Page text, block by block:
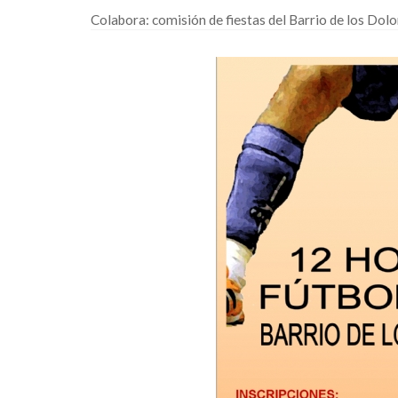
Colabora: comisión de fiestas del Barrio de los